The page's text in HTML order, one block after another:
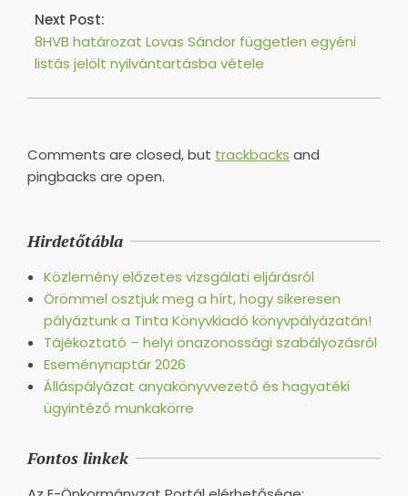
Next Post:
8HVB határozat Lovas Sándor független egyéni
listás jelölt nyilvántartásba vétele
Comments are closed, but trackbacks and
pingbacks are open.
Hirdetőtábla
Közlemény előzetes vizsgálati eljárásról
Örömmel osztjuk meg a hírt, hogy sikeresen
pályáztunk a Tinta Könyvkiadó könyvpályázatán!
Tájékoztató – helyi önazonossági szabályozásról
Eseménynaptár 2026
Álláspályázat anyakönyvvezető és hagyatéki
ügyintéző munkakörre
Fontos linkek